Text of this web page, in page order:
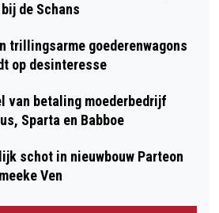
de Schans
trillingsarme goederenwagons
op desinteresse
van betaling moederbedrijf
Sparta en Babboe
schot in nieuwbouw Parteon
Ven